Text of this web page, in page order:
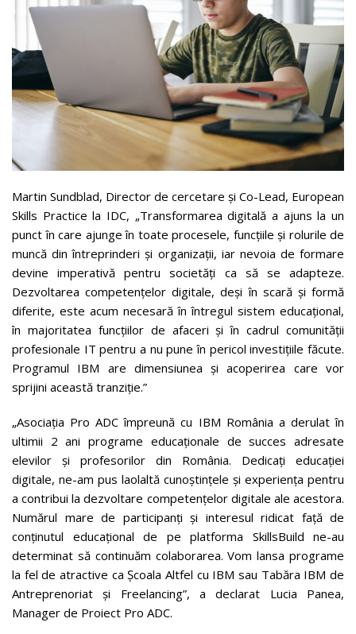
Martin Sundblad, Director de cercetare și Co-Lead, European
Skills Practice la IDC, „Transformarea digitală a ajuns la un
punct în care ajunge în toate procesele, funcțiile și rolurile de
muncă din întreprinderi și organizații, iar nevoia de formare
devine imperativă pentru societăți ca să se adapteze.
Dezvoltarea competențelor digitale, deși în scară și formă
diferite, este acum necesară în întregul sistem educațional,
în majoritatea funcțiilor de afaceri și în cadrul comunității
profesionale IT pentru a nu pune în pericol investițiile făcute.
Programul IBM are dimensiunea și acoperirea care vor
sprijini această tranziție.”
„Asociația Pro ADC împreună cu IBM România a derulat în
ultimii 2 ani programe educaționale de succes adresate
elevilor și profesorilor din România. Dedicați educației
digitale, ne-am pus laolaltă cunoștințele și experiența pentru
a contribui la dezvoltare competențelor digitale ale acestora.
Numărul mare de participanți și interesul ridicat față de
conținutul educațional de pe platforma SkillsBuild ne-au
determinat să continuăm colaborarea. Vom lansa programe
la fel de atractive ca Școala Altfel cu IBM sau Tabăra IBM de
Antreprenoriat și Freelancing”, a declarat Lucia Panea,
Manager de Proiect Pro ADC.